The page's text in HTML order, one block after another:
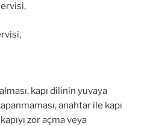
kapı dilinin yuvaya
anahtar ile kapı
zor açma veya